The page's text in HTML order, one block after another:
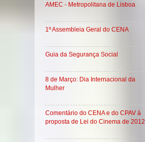
AMEC - Metropolitana de Lisboa
1º Assembleia Geral do CENA
Guia da Segurança Social
8 de Março: Dia Internacional da
Mulher
Comentário do CENA e do CPAV à
proposta de Lei do Cinema de 2012